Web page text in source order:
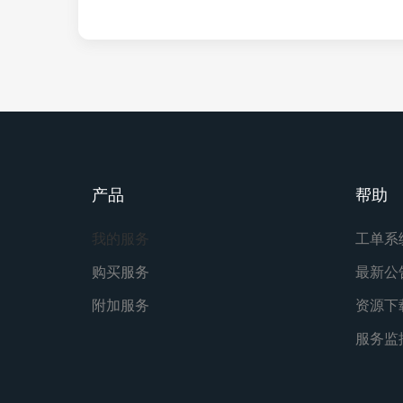
产品
我的服务
购买服务
附加服务
帮助
工单系
最新公
资源下
服务监